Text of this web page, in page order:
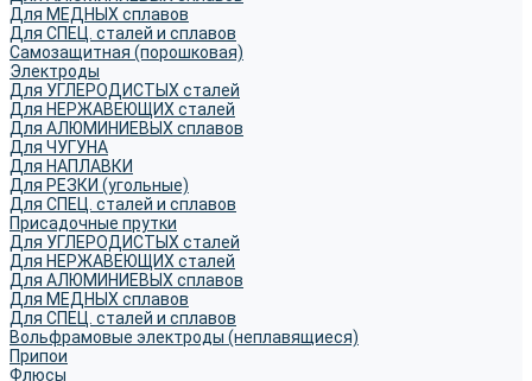
Для МЕДНЫХ сплавов
Для СПЕЦ. сталей и сплавов
Самозащитная (порошковая)
Электроды
Для УГЛЕРОДИСТЫХ сталей
Для НЕРЖАВЕЮЩИХ сталей
Для АЛЮМИНИЕВЫХ сплавов
Для ЧУГУНА
Для НАПЛАВКИ
Для РЕЗКИ (угольные)
Для СПЕЦ. сталей и сплавов
Присадочные прутки
Для УГЛЕРОДИСТЫХ сталей
Для НЕРЖАВЕЮЩИХ сталей
Для АЛЮМИНИЕВЫХ сплавов
Для МЕДНЫХ сплавов
Для СПЕЦ. сталей и сплавов
Вольфрамовые электроды (неплавящиеся)
Припои
Флюсы